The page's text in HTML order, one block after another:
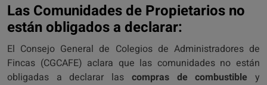
Las Comunidades de Propietarios no
están obligados a declarar:
El Consejo General de Colegios de Administradores de
Fincas (CGCAFE) aclara que las comunidades no están
obligadas a declarar las compras de combustible y